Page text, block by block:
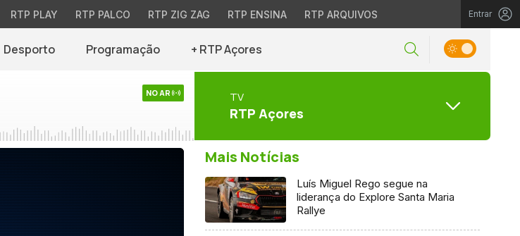
RTP PLAY RTP PALCO RTP ZIG ZAG RTP ENSINA RTP ARQUIVOS Entrar
Desporto Programação + RTP Açores
NO AR TV
RTP Açores
Mais Notícias
Luís Miguel Rego segue na
liderança do Explore Santa Maria
Rallye